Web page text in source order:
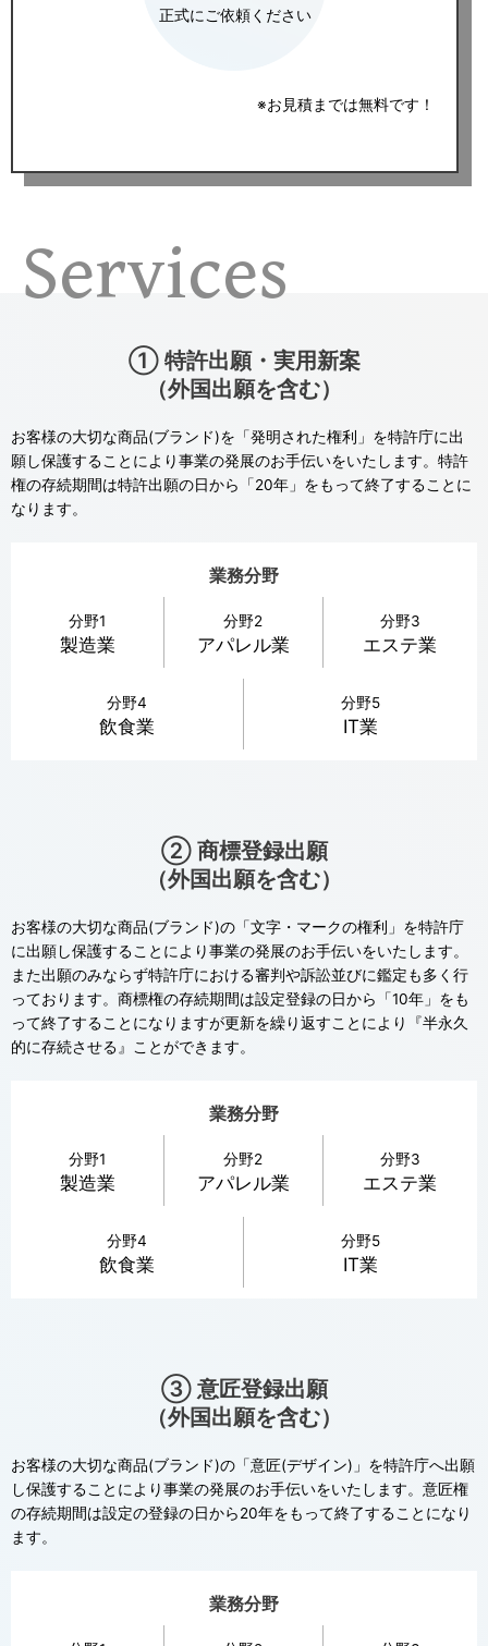
正式にご依頼ください
※お見積までは無料です！
Services
① 特許出願・実用新案
（外国出願を含む）
お客様の大切な商品(ブランド)を「発明された権利」を特許庁に出
願し保護することにより事業の発展のお手伝いをいたします。特許
権の存続期間は特許出願の日から「20年」をもって終了することに
なります。
業務分野
分野1
製造業
分野2
アパレル業
分野3
エステ業
分野4
飲食業
分野5
IT業
② 商標登録出願
（外国出願を含む）
お客様の大切な商品(ブランド)の「文字・マークの権利」を特許庁
に出願し保護することにより事業の発展のお手伝いをいたします。
また出願のみならず特許庁における審判や訴訟並びに鑑定も多く行
っております。商標権の存続期間は設定登録の日から「10年」をも
って終了することになりますが更新を繰り返すことにより『半永久
的に存続させる』ことができます。
業務分野
分野1
製造業
分野2
アパレル業
分野3
エステ業
分野4
飲食業
分野5
IT業
③ 意匠登録出願
（外国出願を含む）
お客様の大切な商品(ブランド)の「意匠(デザイン)」を特許庁へ出願
し保護することにより事業の発展のお手伝いをいたします。意匠権
の存続期間は設定の登録の日から20年をもって終了することになり
ます。
業務分野